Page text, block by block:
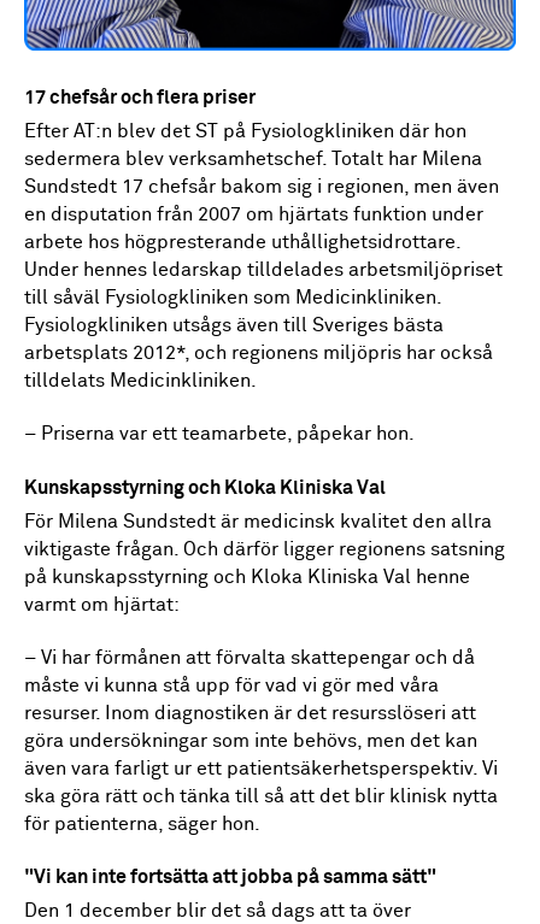
17 chefsår och flera priser
Efter AT:n blev det ST på Fysiologkliniken där hon
sedermera blev verksamhetschef. Totalt har Milena
Sundstedt 17 chefsår bakom sig i regionen, men även
en disputation från 2007 om hjärtats funktion under
arbete hos högpresterande uthållighetsidrottare.
Under hennes ledarskap tilldelades arbetsmiljöpriset
till såväl Fysiologkliniken som Medicinkliniken.
Fysiologkliniken utsågs även till Sveriges bästa
arbetsplats 2012*, och regionens miljöpris har också
tilldelats Medicinkliniken.
– Priserna var ett teamarbete, påpekar hon.
Kunskapsstyrning och Kloka Kliniska Val
För Milena Sundstedt är medicinsk kvalitet den allra
viktigaste frågan. Och därför ligger regionens satsning
på kunskapsstyrning och Kloka Kliniska Val henne
varmt om hjärtat:
– Vi har förmånen att förvalta skattepengar och då
måste vi kunna stå upp för vad vi gör med våra
resurser. Inom diagnostiken är det resursslöseri att
göra undersökningar som inte behövs, men det kan
även vara farligt ur ett patientsäkerhetsperspektiv. Vi
ska göra rätt och tänka till så att det blir klinisk nytta
för patienterna, säger hon.
"Vi kan inte fortsätta att jobba på samma sätt"
Den 1 december blir det så dags att ta över